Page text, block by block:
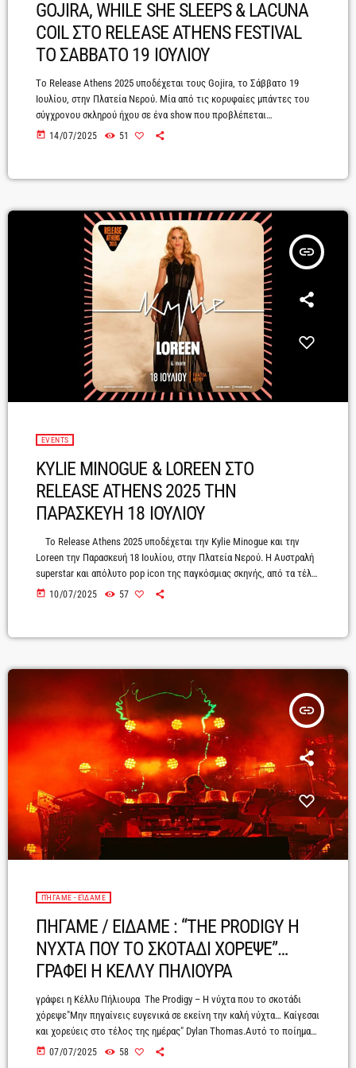
GOJIRA, WHILE SHE SLEEPS & LACUNA
COIL ΣΤΟ RELEASE ATHENS FESTIVAL
ΤΟ ΣΑΒΒΑΤΟ 19 ΙΟΥΛΙΟΥ
Tο Release Athens 2025 υποδέχεται τους Gojira, το Σάββατο 19
Ιουλίου, στην Πλατεία Νερού. Μία από τις κορυφαίες μπάντες του
σύγχρονου σκληρού ήχου σε ένα show που προβλέπεται
ισοπεδωτικό, λίγο καιρό μετά την καταιγιστική εμφάνισή τους στην
Μαζί τους, οι εντυπωσιακοί Βρετανοί While She Sleeps και το
του περασμένου […]
today 14/07/2025 51
insert_link
EVENTS
KYLIE MINOGUE & LOREEN ΣΤΟ
RELEASE ATHENS 2025 THN
ΠΑΡΑΣΚΕΥΗ 18 ΙΟΥΛΙΟΥ
Το Release Athens 2025 υποδέχεται την Kylie Minogue και την
Loreen την Παρασκευή 18 Ιουλίου, στην Πλατεία Νερού. Η Αυστραλή
superstar και απόλυτο pop icon της παγκόσμιας σκηνής, από τα τέλη
των 80s μέχρι σήμερα, έρχεται στην Αθήνα στο πλαίσιο της
μεγαλύτερες αρένες σε ολόκληρο τον κόσμο! Περισσότερα ονόματα
today 10/07/2025 57
insert_link
ΠΉΓΑΜΕ - ΕΊΔΑΜΕ
ΠΗΓΑΜΕ / ΕΙΔΑΜΕ : “THE PRODIGY Η
ΝΥΧΤΑ ΠΟΥ ΤΟ ΣΚΟΤΑΔΙ ΧΟΡΕΨΕ”…
ΓΡΑΦΕΙ Η ΚΕΛΛΥ ΠΗΛΙΟΥΡΑ
γράφει η Κέλλυ Πήλιουρα The Prodigy – Η νύχτα που το σκοτάδι
χόρεψε"Μην πηγαίνεις ευγενικά σε εκείνη την καλή νύχτα… Καίγεσαι
και χορεύεις στο τέλος της ημέρας" Dylan Thomas.Αυτό το ποίημα
γράφτηκε το 1947, αλλά ίσως να περίμενε τη στιγμή του στην
today 07/07/2025 58